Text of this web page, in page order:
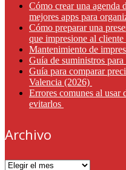
Cómo crear una
mejores apps para
Cómo preparar una
que impresione al cliente
Mantenimiento de
Guía de suministros
Guía para comparar
Valencia (2026)
Errores comunes al usar
evitarlos
Archivo
Archivo